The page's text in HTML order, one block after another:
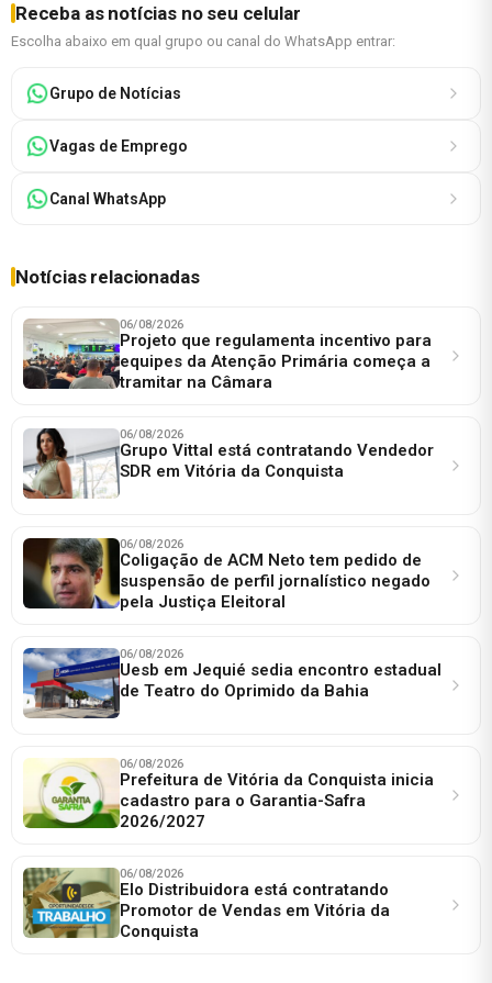
Receba as notícias no seu celular
Escolha abaixo em qual grupo ou canal do WhatsApp entrar:
Grupo de Notícias
Vagas de Emprego
Canal WhatsApp
Notícias relacionadas
06/08/2026
Projeto que regulamenta incentivo para
equipes da Atenção Primária começa a
tramitar na Câmara
06/08/2026
Grupo Vittal está contratando Vendedor
SDR em Vitória da Conquista
06/08/2026
Coligação de ACM Neto tem pedido de
suspensão de perfil jornalístico negado
pela Justiça Eleitoral
06/08/2026
Uesb em Jequié sedia encontro estadual
de Teatro do Oprimido da Bahia
06/08/2026
Prefeitura de Vitória da Conquista inicia
cadastro para o Garantia-Safra
2026/2027
06/08/2026
Elo Distribuidora está contratando
Promotor de Vendas em Vitória da
Conquista